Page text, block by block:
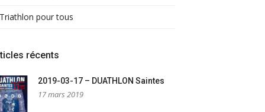
Triathlon pour tous
récents
2019-03-17 – DUATHLON Saintes
17 mars 2019